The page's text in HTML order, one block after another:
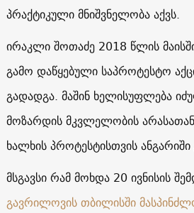
პრაქტიკული მნიშვნელობა აქვს.
ირაკლი შოთაძე 2018 წლის
გამო დაწყებული საპროტესტო
გადადგა. მაშინ ხელისუფლება
მოზარდის მკვლელობის
ხალხის პროტესტისთვის ანგარიში
მსგავსი რამ მოხდა 20 ივნისის
გავრილოვის თბილისში